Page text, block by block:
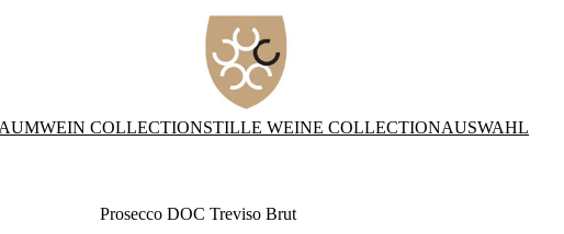
COLLECTIONSTILLE WEINE COLLECTIONAUSWAHL
Prosecco DOC Treviso Brut